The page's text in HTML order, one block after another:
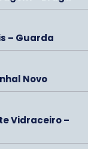
– Guarda
Novo
Vidraceiro –